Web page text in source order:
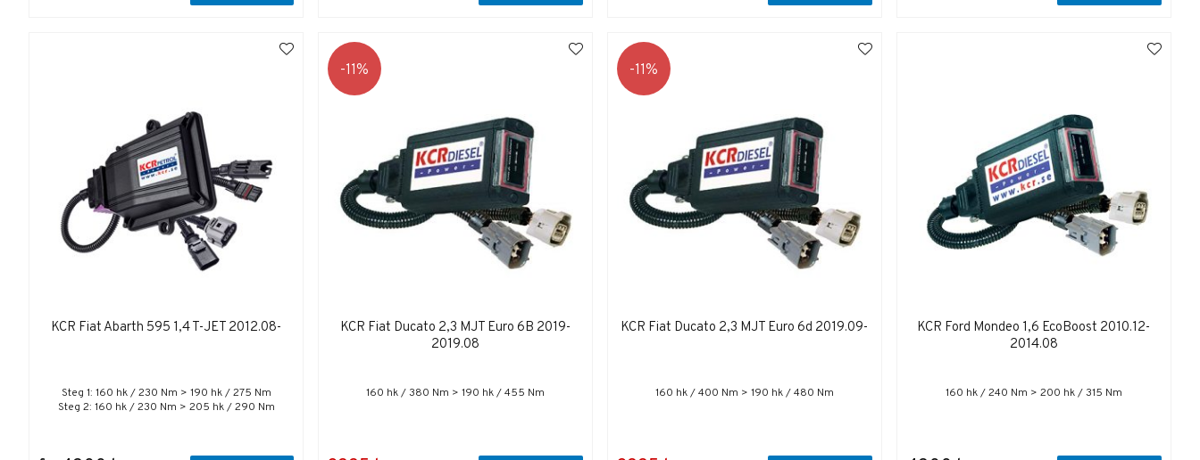
KCR Fiat Abarth 595 1,4 T-JET 2012.08-
Steg 1: 160 hk / 230 Nm > 190 hk / 275 Nm
Steg 2: 160 hk / 230 Nm > 205 hk / 290 Nm
11
KCR Fiat Ducato 2,3 MJT Euro 6B 2019-
2019.08
160 hk / 380 Nm > 190 hk / 455 Nm
11
KCR Fiat Ducato 2,3 MJT Euro 6d 2019.09-
160 hk / 400 Nm > 190 hk / 480 Nm
KCR Ford Mondeo 1,6 EcoBoost 2010.12-
2014.08
160 hk / 240 Nm > 200 hk / 315 Nm